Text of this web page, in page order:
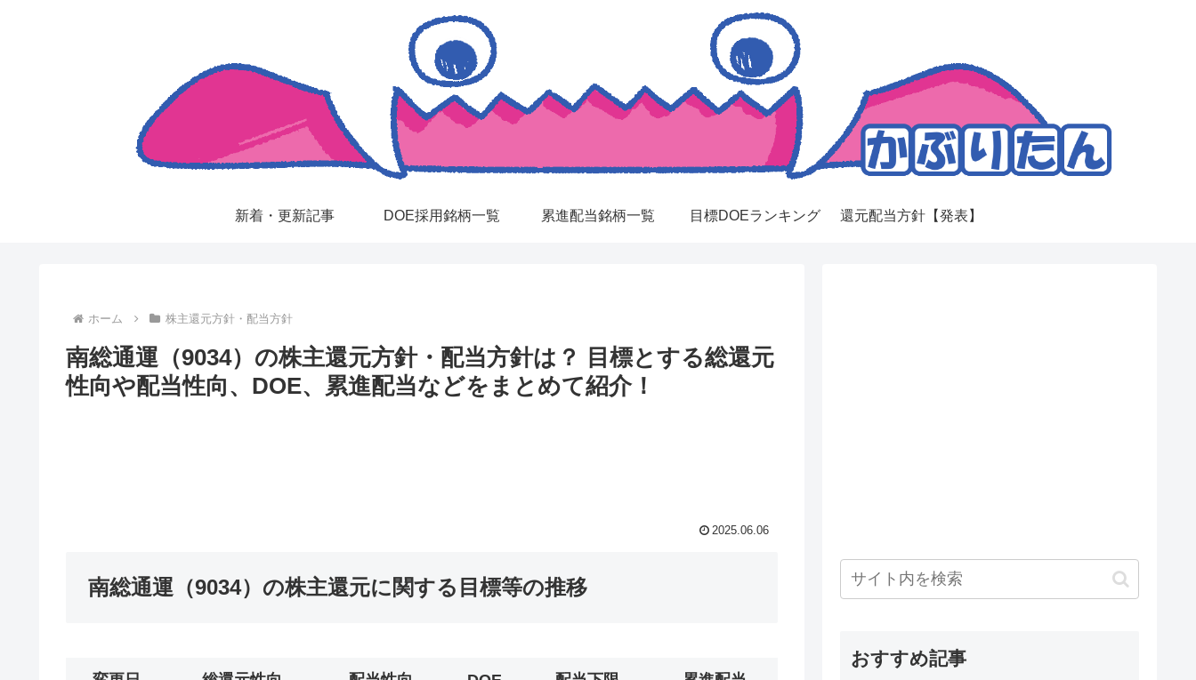
新着・更新記事 DOE採用銘柄一覧 累進配当銘柄一覧 目標DOEランキング 還元配当方針【発表】
ホーム 株主還元方針・配当方針
南総通運（9034）の株主還元方針・配当方針は？ 目標とする総還元
性向や配当性向、DOE、累進配当などをまとめて紹介！
2025.06.06
南総通運（9034）の株主還元に関する目標等の推移
おすすめ記事